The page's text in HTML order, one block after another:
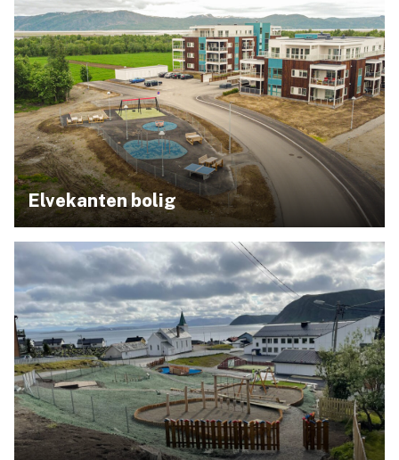
Elvekanten bolig